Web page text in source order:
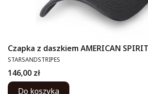
Czapka z daszkiem AMERICAN SPIRIT
PRODUCENT
STARSANDSTRIPES
Cena
146,00 zł
Do koszyka